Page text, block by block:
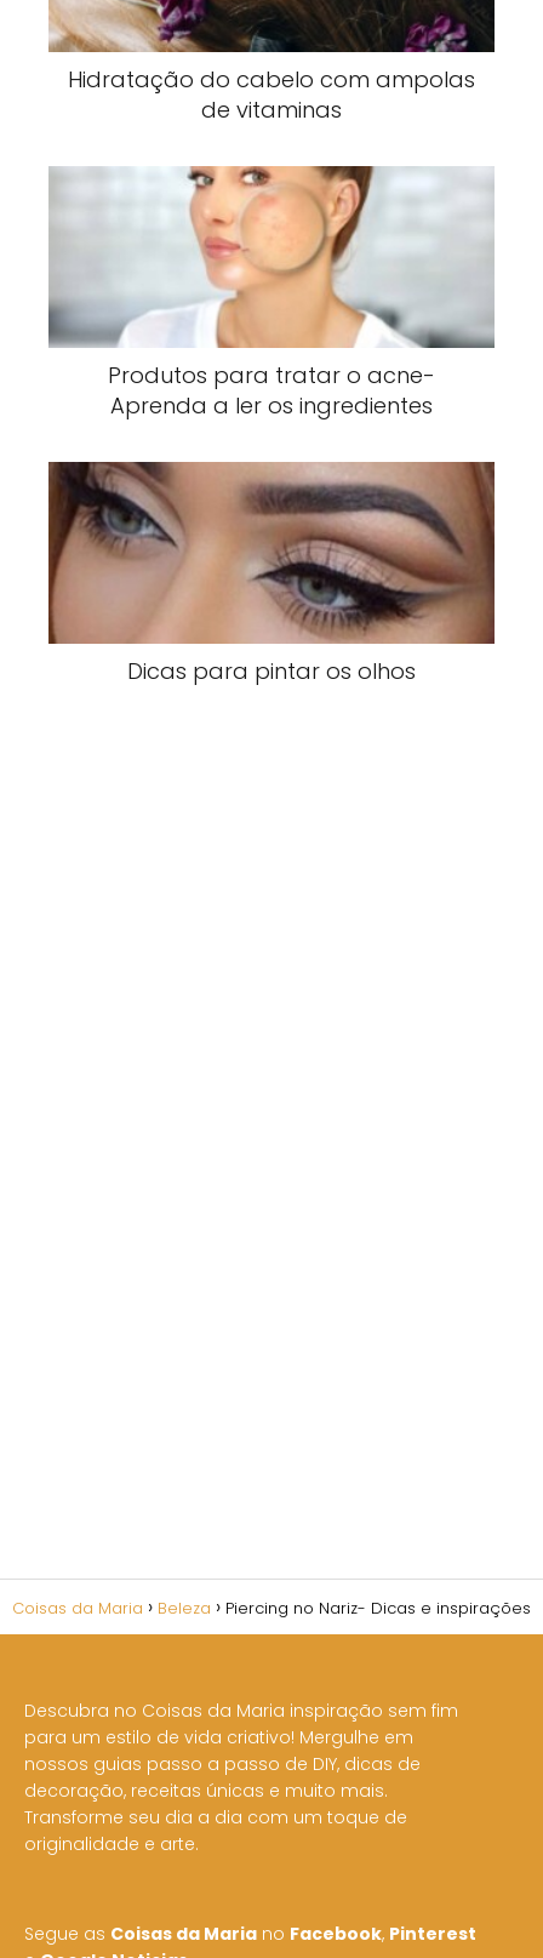
Hidratação do cabelo com ampolas
de vitaminas
Produtos para tratar o acne-
Aprenda a ler os ingredientes
Dicas para pintar os olhos
Coisas da Maria Beleza Piercing no Nariz- Dicas e inspirações
Descubra no Coisas da Maria inspiração sem fim
para um estilo de vida criativo! Mergulhe em
nossos guias passo a passo de DIY, dicas de
decoração, receitas únicas e muito mais.
Transforme seu dia a dia com um toque de
originalidade e arte.
Segue as Coisas da Maria no Facebook, Pinterest